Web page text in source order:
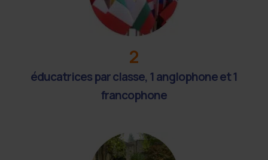
2
éducatrices par classe, 1 anglophone et 1
francophone